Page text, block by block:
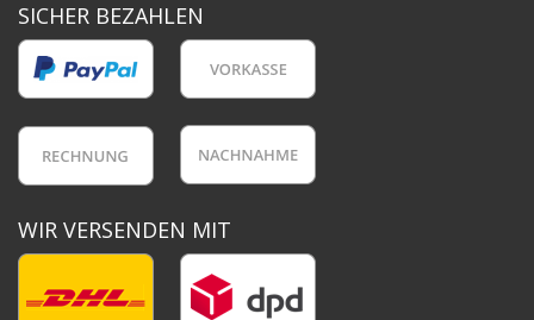
SICHER BEZAHLEN
WIR VERSENDEN MIT